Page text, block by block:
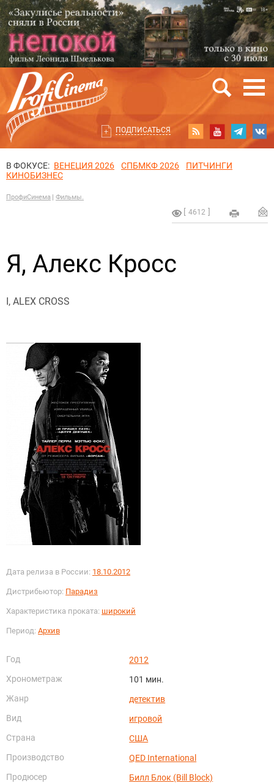
ПОДПИСАТЬСЯ
В ФОКУСЕ: ВЕНЕЦИЯ 2026 СПБМКФ 2026
ПИТЧИНГИ
КИНОБИЗНЕС
ПрофиСинема Фильмы.
4612
Я, Алекс Кросс
I, ALEX CROSS
Дата релиза в России: 18.10.2012
Дистрибьютор: Парадиз
Характеристика проката: широкий
Период: Архив
Год
2012
Хронометраж
101 мин.
Жанр
детектив
Вид
игровой
Страна
США
Производство
QED International
Продюсер
Билл Блок (Bill Block)